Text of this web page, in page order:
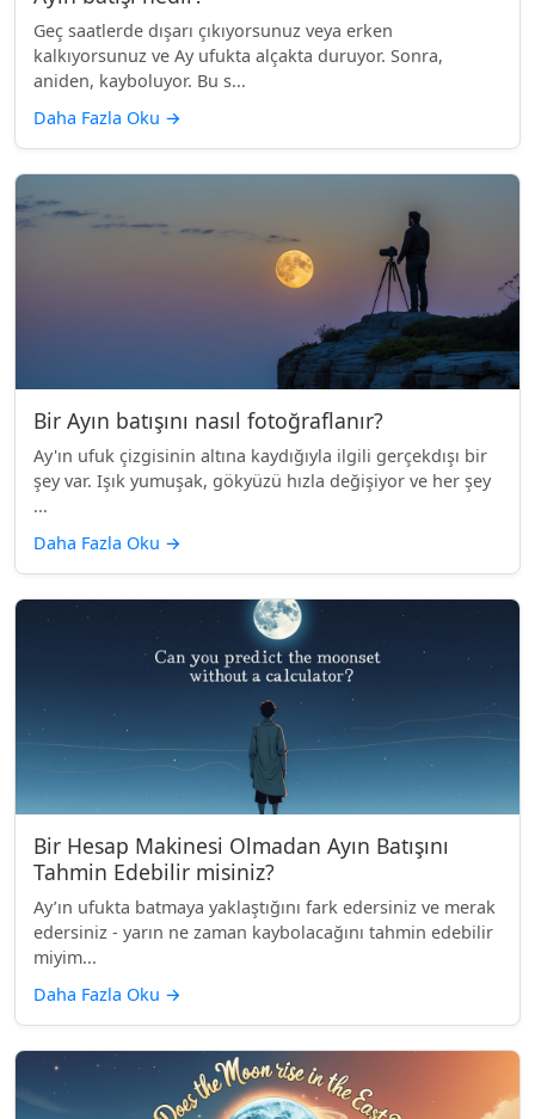
Geç saatlerde dışarı çıkıyorsunuz veya erken
kalkıyorsunuz ve Ay ufukta alçakta duruyor. Sonra,
aniden, kayboluyor. Bu s...
Daha Fazla Oku →
Bir Ayın batışını nasıl fotoğraflanır?
Ay'ın ufuk çizgisinin altına kaydığıyla ilgili gerçekdışı bir
şey var. Işık yumuşak, gökyüzü hızla değişiyor ve her şey
...
Daha Fazla Oku →
Bir Hesap Makinesi Olmadan Ayın Batışını
Tahmin Edebilir misiniz?
Ay’ın ufukta batmaya yaklaştığını fark edersiniz ve merak
edersiniz - yarın ne zaman kaybolacağını tahmin edebilir
miyim...
Daha Fazla Oku →